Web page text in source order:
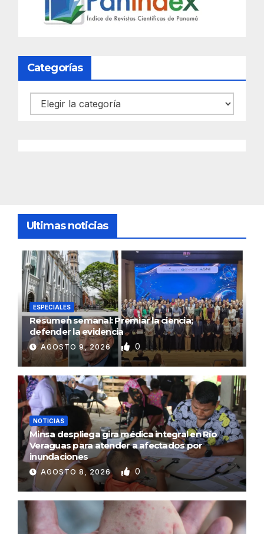
Categorías
Categorías
Ultimas noticias
ESPECIALES
Resumen semanal: Premiar la ciencia;
defender la evidencia
AGOSTO 9, 2026 0
NOTICIAS
Minsa despliega gira médica integral en Río
Veraguas para atender a afectados por
inundaciones
AGOSTO 8, 2026 0